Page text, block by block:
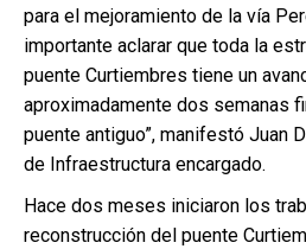
para el mejoramiento de la vía
importante aclarar que toda la
puente Curtiembres tiene un
aproximadamente dos semanas
puente antiguo”, manifestó Juan
de Infraestructura encargado.
Hace dos meses iniciaron los
reconstrucción del puente